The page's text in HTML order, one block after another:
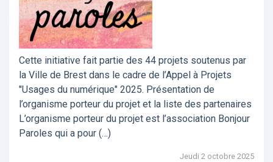
Cette initiative fait partie des 44 projets soutenus par
la Ville de Brest dans le cadre de l’Appel à Projets
"Usages du numérique" 2025. Présentation de
l’organisme porteur du projet et la liste des partenaires
L’organisme porteur du projet est l’association Bonjour
Paroles qui a pour (…)
Jeudi 2 octobre 2025